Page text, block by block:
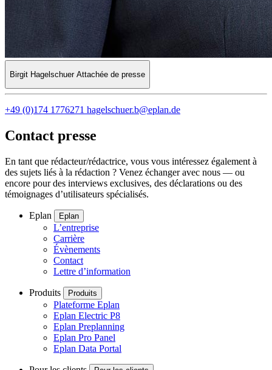
Birgit Hagelschuer Attachée de presse
+49 (0)174 1776271 hagelschuer.b@eplan.de
Contact presse
En tant que rédacteur/rédactrice, vous vous intéressez également à
des sujets liés à la rédaction ? Venez échanger avec nous — ou
encore pour des interviews exclusives, des déclarations ou des
témoignages d’utilisateurs spécialisés.
Eplan Eplan
L’entreprise
Carrière
Évènements
Contact
Lettre d’information
Produits Produits
Plateforme Eplan
Eplan Electric P8
Eplan Preplanning
Eplan Pro Panel
Eplan Data Portal